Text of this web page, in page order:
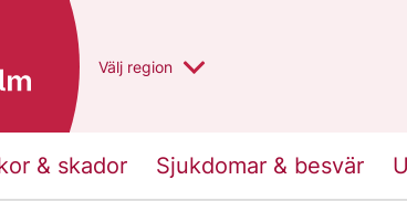
Du har valt region
Välj en annan
region
& skador Sjukdomar & besvär